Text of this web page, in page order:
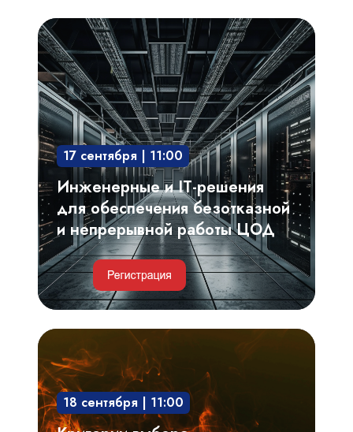
Инженерные
и
IT-
решения
для
обеспечения
безотказной
и
непрерывной
работы
ЦОД
17 сентября | 11:00
Инженерные и IT-решения
для обеспечения безотказной
и непрерывной работы ЦОД
Критерии
выбора,
проектирование
системы18 сентября | 11:00